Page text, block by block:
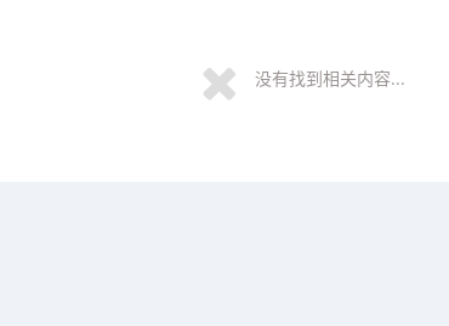
没有找到相关内容...